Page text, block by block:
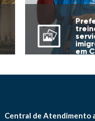
em
Central de Atendimento